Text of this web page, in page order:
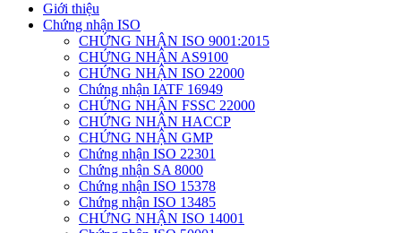
Giới thiệu
Chứng nhận ISO
CHỨNG NHẬN ISO 9001:2015
CHỨNG NHẬN AS9100
CHỨNG NHẬN ISO 22000
Chứng nhận IATF 16949
CHỨNG NHẬN FSSC 22000
CHỨNG NHẬN HACCP
CHỨNG NHẬN GMP
Chứng nhận ISO 22301
Chứng nhận SA 8000
Chứng nhận ISO 15378
Chứng nhận ISO 13485
CHỨNG NHẬN ISO 14001